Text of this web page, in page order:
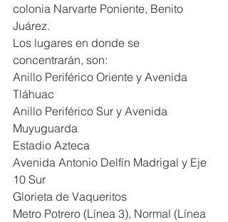
colonia Narvarte Poniente, Benito
Juárez.
Los lugares en donde se
concentrarán, son:
Anillo Periférico Oriente y Avenida
Tláhuac
Anillo Periférico Sur y Avenida
Muyuguarda
Estadio Azteca
Avenida Antonio Delfín Madrigal y Eje
10 Sur
Glorieta de Vaqueritos
Metro Potrero (Línea 3), Normal (Línea